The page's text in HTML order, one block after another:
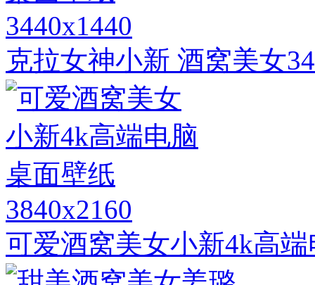
3440x1440
克拉女神小新 酒窝美女
3840x2160
可爱酒窝美女小新4k高